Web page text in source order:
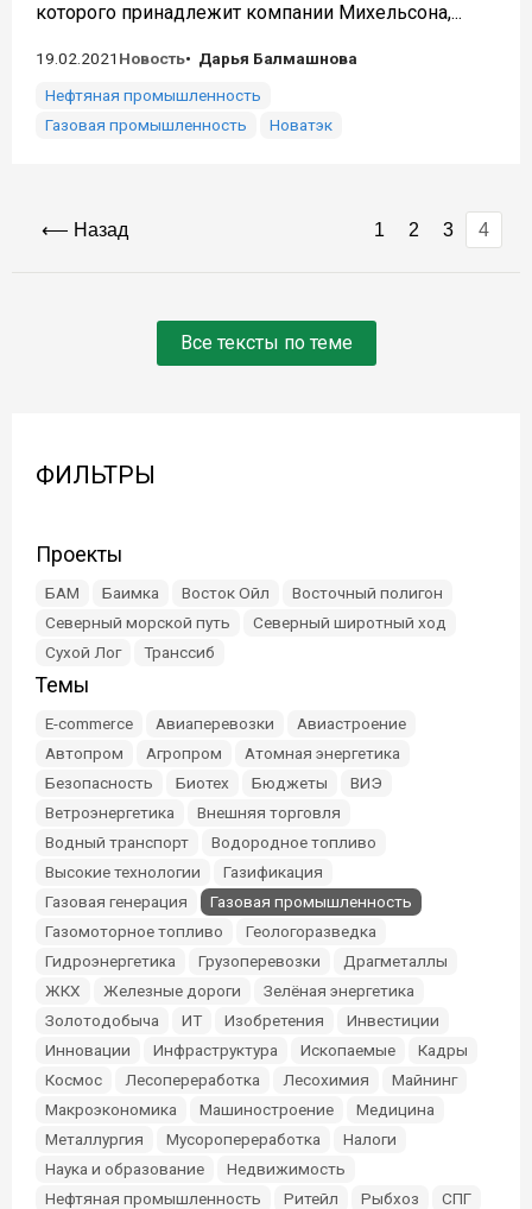
которого принадлежит компании Михельсона,...
19.02.2021 Новость
Дарья Балмашнова
Нефтяная промышленность
Газовая промышленность
Новатэк
Назад 1 2 3 4
Все тексты по теме
ФИЛЬТРЫ
Проекты
БАМ Баимка Восток Ойл
Восточный полигон
Северный морской путь
Северный широтный ход
Сухой Лог
Транссиб
Темы
E-commerce Авиаперевозки
Авиастроение
Автопром
Агропром
Атомная энергетика
Безопасность
Биотех Бюджеты
ВИЭ
Ветроэнергетика
Внешняя торговля
Водный транспорт
Водородное топливо
Высокие технологии
Газификация
Газовая генерация
Газовая промышленность
Газомоторное топливо
Геологоразведка
Гидроэнергетика
Грузоперевозки
Драгметаллы
ЖКХ
Железные дороги
Зелёная энергетика
Золотодобыча
ИТ Изобретения
Инвестиции
Инновации
Инфраструктура Ископаемые
Кадры
Космос
Лесопереработка Лесохимия
Майнинг
Макроэкономика
Машиностроение
Медицина
Металлургия
Мусоропереработка
Налоги
Наука и образование
Недвижимость
Нефтяная промышленность
Ритейл Рыбхоз
СПГ